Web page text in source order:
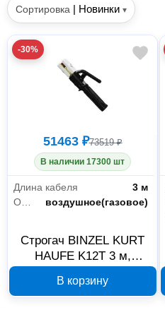
Сортировка | Новинки ▾
-30%
51463 ₽73519 ₽
В наличии 17300 шт
Длина кабеля
3 м
воздушное(газовое)
Строгач BINZEL KURT
HAUFE K12T 3 м,
В корзину